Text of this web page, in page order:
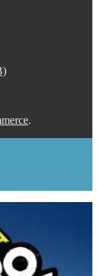
.